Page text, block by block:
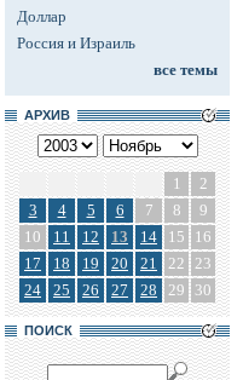
Доллар
Россия и Израиль
все темы
АРХИВ
1
2
3
4 5 6 7 8
9
10
11 12 13 14 15
16
17
18 19 20 21 22 23
24
25 26 27 28 29 30
ПОИСК